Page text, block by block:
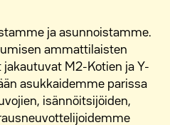
ja asunnoistamme.
ammattilaisten
M2-Kotien ja Y-
asukkaidemme parissa
isännöitsijöiden,